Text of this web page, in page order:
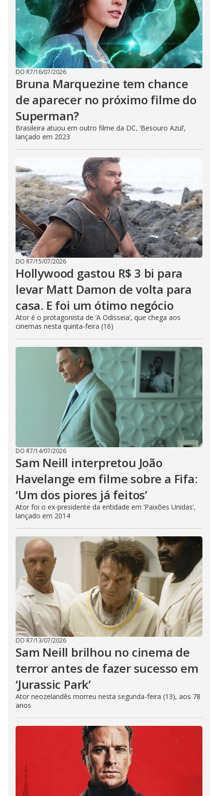
DO R7/16/07/2026
Bruna Marquezine tem chance
de aparecer no próximo filme do
Superman?
Brasileira atuou em outro filme da DC, ‘Besouro Azul’,
lançado em 2023
DO R7/15/07/2026
Hollywood gastou R$ 3 bi para
levar Matt Damon de volta para
casa. E foi um ótimo negócio
Ator é o protagonista de ‘A Odisseia’, que chega aos
cinemas nesta quinta-feira (16)
DO R7/14/07/2026
Sam Neill interpretou João
Havelange em filme sobre a Fifa:
‘Um dos piores já feitos’
Ator foi o ex-presidente da entidade em ‘Paixões Unidas’,
lançado em 2014
DO R7/13/07/2026
Sam Neill brilhou no cinema de
terror antes de fazer sucesso em
‘Jurassic Park’
Ator neozelandês morreu nesta segunda-feira (13), aos 78
anos